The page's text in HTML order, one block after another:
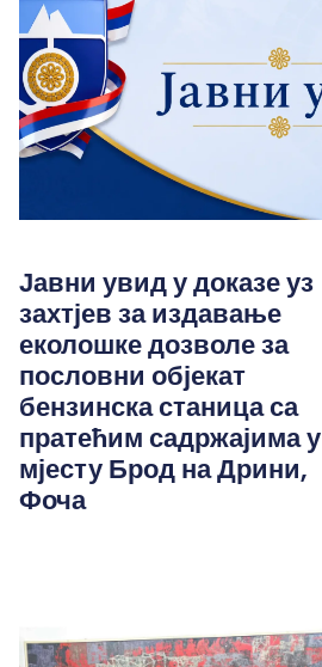
Јавни увид у доказе уз
захтјев за издавање
еколошке дозволе за
пословни објекат
бензинска станица са
пратећим садржајима у
мјесту Брод на Дрини,
Фоча